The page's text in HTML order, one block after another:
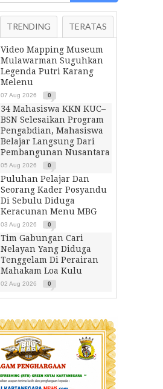
TRENDING TERATAS
Video Mapping Museum
Mulawarman Suguhkan
Legenda Putri Karang
Melenu
07 Aug 2026 0
34 Mahasiswa KKN KUC–
BSN Selesaikan Program
Pengabdian, Mahasiswa
Belajar Langsung Dari
Pembangunan Nusantara
05 Aug 2026 0
Puluhan Pelajar Dan
Seorang Kader Posyandu
Di Sebulu Diduga
Keracunan Menu MBG
03 Aug 2026 0
Tim Gabungan Cari
Nelayan Yang Diduga
Tenggelam Di Perairan
Mahakam Loa Kulu
02 Aug 2026 0